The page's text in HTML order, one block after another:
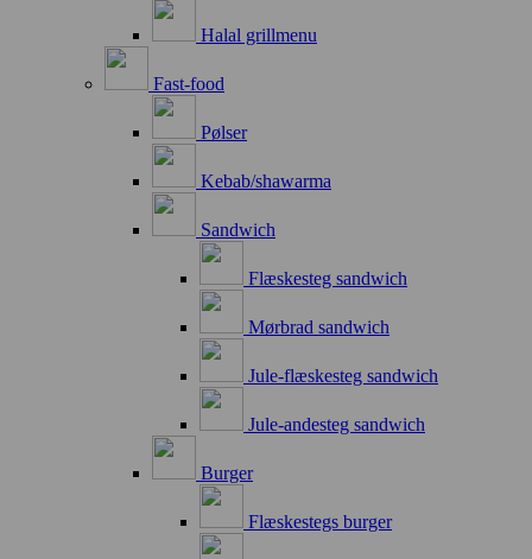
Halal grillmenu
Fast-food
Pølser
Kebab/shawarma
Sandwich
Flæskesteg sandwich
Mørbrad sandwich
Jule-flæskesteg sandwich
Jule-andesteg sandwich
Burger
Flæskestegs burger